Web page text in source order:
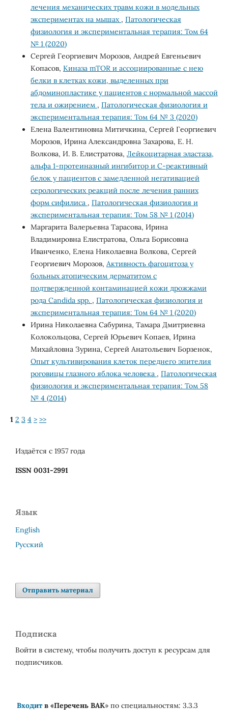
лечения механических травм кожи в модельных
экспериментах на мышах , Патологическая
физиология и экспериментальная терапия: Том 64
№ 1 (2020)
Сергей Георгиевич Морозов, Андрей Евгеньевич
Копасов, Киназа mTOR и ассоциированные с нею
белки в клетках кожи, выделенных при
абдоминопластике у пациентов с нормальной массой
тела и ожирением , Патологическая физиология и
экспериментальная терапия: Том 64 № 3 (2020)
Елена Валентиновна Митичкина, Сергей Георгиевич
Морозов, Ирина Александровна Захарова, Е. Н.
Волкова, И. В. Елистратова, Лейкоцитарная эластаза,
альфа 1-протеиназный ингибитор и С-реактивный
белок у пациентов с замедленной негативацией
серологических реакций после лечения ранних
форм сифилиса , Патологическая физиология и
экспериментальная терапия: Том 58 № 1 (2014)
Маргарита Валерьевна Тарасова, Ирина
Владимировна Елистратова, Ольга Борисовна
Иванченко, Елена Николаевна Волкова, Сергей
Георгиевич Морозов, Активность фагоцитоза у
больных атопическим дерматитом c
подтвержденной контаминацией кожи дрожжами
рода Candida spp. , Патологическая физиология и
экспериментальная терапия: Том 64 № 1 (2020)
Ирина Николаевна Сабурина, Тамара Дмитриевна
Колокольцова, Сергей Юрьевич Копаев, Ирина
Михайловна Зурина, Сергей Анатольевич Борзенок,
Опыт культивирования клеток переднего эпителия
роговицы глазного яблока человека , Патологическая
физиология и экспериментальная терапия: Том 58
№ 4 (2014)
1 2 3 4 > >>
Издаётся с 1957 года
ISSN 0031-2991
Язык
English
Русский
Отправить материал
Подписка
Войти в систему, чтобы получить доступ к ресурсам для
подписчиков.
Входит в «Перечень ВАК» по специальностям: 3.3.3